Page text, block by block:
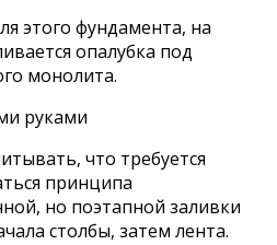
этого фундамента, на
опалубка под
монолита.
что требуется
принципа
но поэтапной заливки
столбы, затем лента.